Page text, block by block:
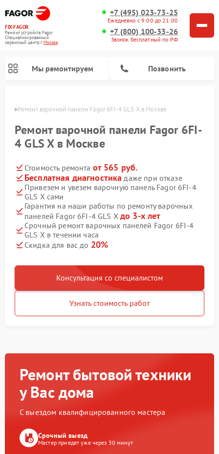
FIX-FAGOR
Ремонт устройств Fagor
Специализированный
cервисный центр г.Москва
+7 (495) 023-73-25
Ежедневно с 9:00 до 21:00
+7 (800) 100-33-26
Звонок бесплатный по РФ
Мы ремонтируем Позвонить
Ремонт варочной панели Fagor 6FI-4 GLS X в Москве
Ремонт варочной панели Fagor 6FI-
4 GLS X в Москве
Стоимость ремонта от 565 руб.
Бесплатная диагностика даже при отказе
Привезем и увезем варочную панель Fagor 6FI-4
GLS X сами
Гарантия на наши работы по ремонту варочных
панелей Fagor 6FI-4 GLS X до 3-х лет
Срочный ремонт варочных панелей Fagor 6FI-4
GLS X в течении часа
Скидка для вас до 20%
Консультация со специалистом
Узнать стоимость работ
Ремонт бытовой техники
у Вас дома
С выездом квалифицированного мастера
Срочный выезд
Мастер приедет уже через 30 минут